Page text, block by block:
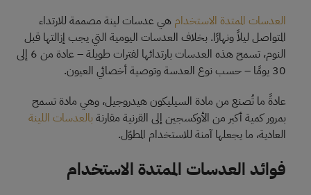
العدسات الممتدة الاستخدام هي عدسات لينة مصممة للارتداء
المتواصل ليلاً ونهارًا. بخلاف العدسات اليومية التي يجب إزالتها قبل
النوم، تسمح هذه العدسات بارتدائها لفترات طويلة – عادة من 6 إلى
30 يومًا – حسب نوع العدسة وتوصية أخصائي العيون.
عادةً ما تُصنع من مادة السيليكون هيدروجيل، وهي مادة تسمح
بمرور كمية أكبر من الأوكسجين إلى القرنية مقارنةبالعدسات اللينة
العادية، ما يجعلها آمنة للاستخدام المطوّل.
فوائد العدسات الممتدة الاستخدام